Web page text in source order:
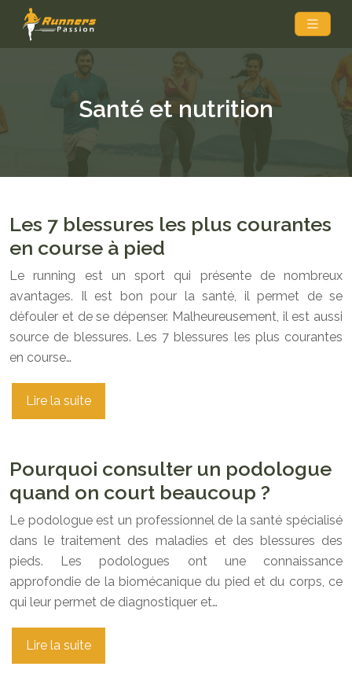
Santé et nutrition
Les 7 blessures les plus courantes
en course à pied
Le running est un sport qui présente de nombreux
avantages. Il est bon pour la santé, il permet de se
défouler et de se dépenser. Malheureusement, il est aussi
source de blessures. Les 7 blessures les plus courantes
en course…
Lire la suite
Pourquoi consulter un podologue
quand on court beaucoup ?
Le podologue est un professionnel de la santé spécialisé
dans le traitement des maladies et des blessures des
pieds. Les podologues ont une connaissance
approfondie de la biomécanique du pied et du corps, ce
qui leur permet de diagnostiquer et…
Lire la suite